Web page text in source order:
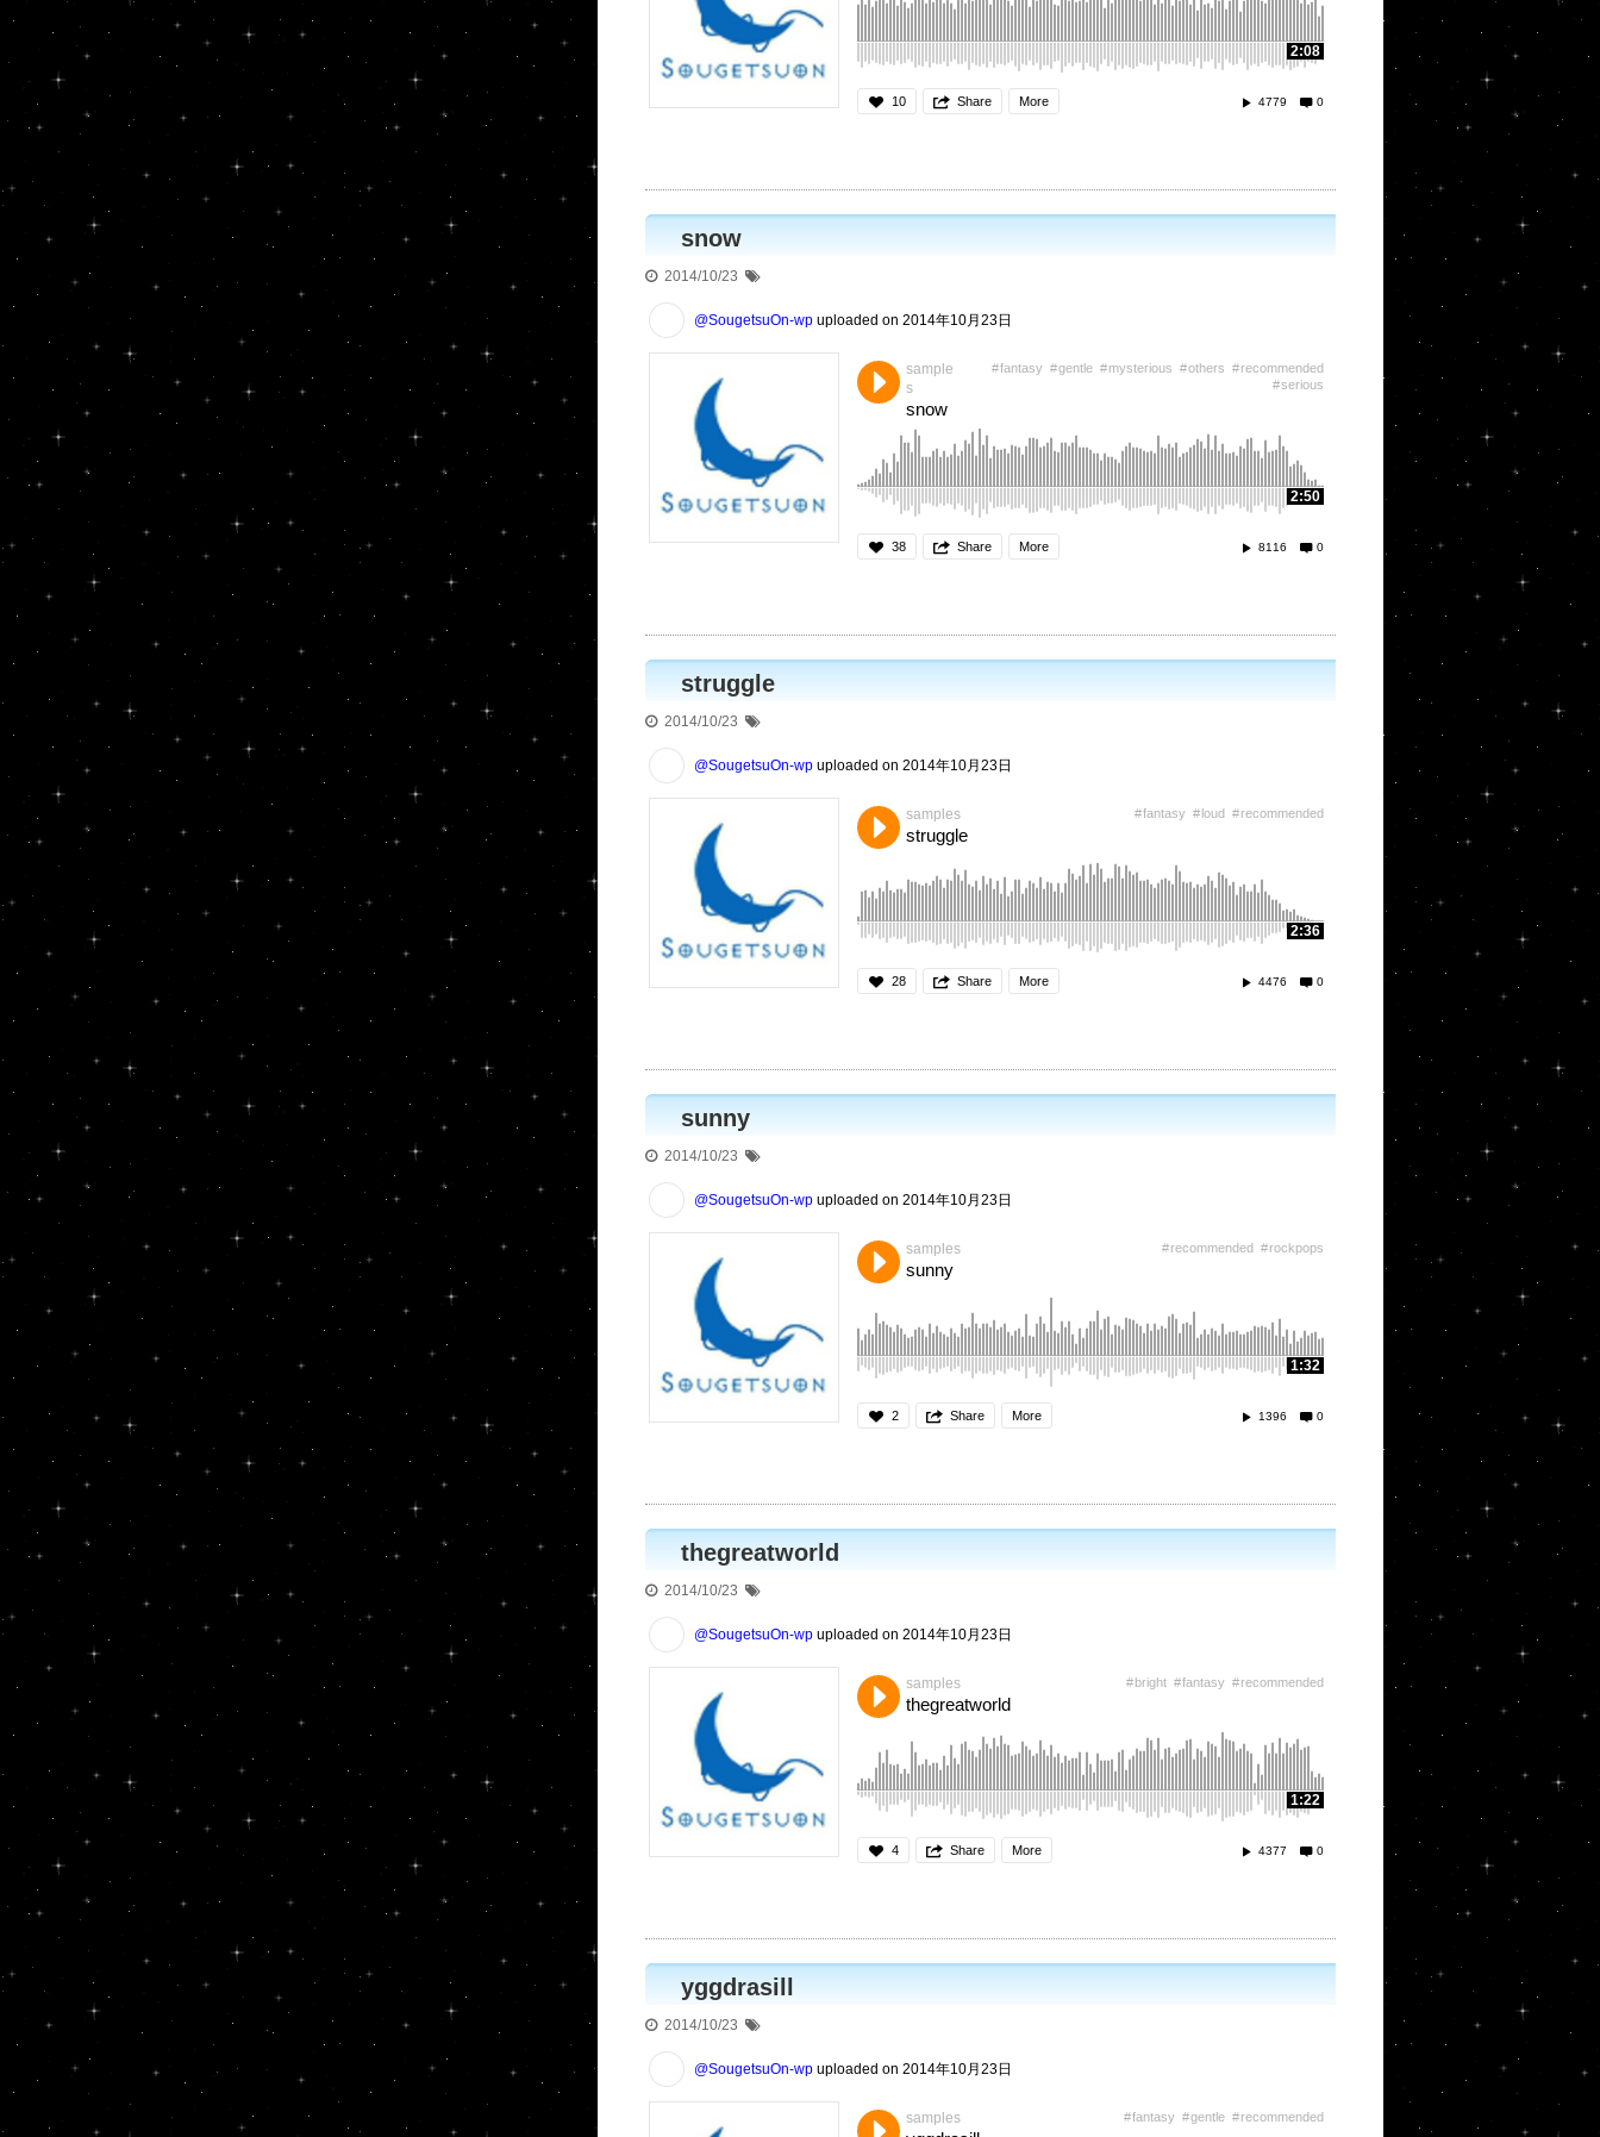
2:08
4779 0
10 Share More
snow
2014/10/23
@SougetsuOn-wp uploaded on 2014年10月23日
sample
s
snow
fantasy gentle mysterious others
recommended
serious
2:50
8116 0
38 Share More
struggle
2014/10/23
@SougetsuOn-wp uploaded on 2014年10月23日
samples
struggle
fantasy loud recommended
2:36
4476 0
28 Share More
sunny
2014/10/23
@SougetsuOn-wp uploaded on 2014年10月23日
samples
sunny
recommended rockpops
1:32
1396 0
2 Share More
thegreatworld
2014/10/23
@SougetsuOn-wp uploaded on 2014年10月23日
samples
thegreatworld
bright fantasy recommended
1:22
4377 0
4 Share More
yggdrasill
2014/10/23
@SougetsuOn-wp uploaded on 2014年10月23日
samples fantasy gentle recommended